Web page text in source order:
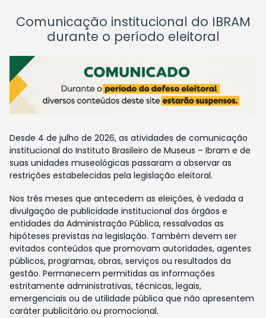
Comunicação institucional do IBRAM
durante o período eleitoral
Desde 4 de julho de 2026, as atividades de comunicação
institucional do Instituto Brasileiro de Museus – Ibram e de
suas unidades museológicas passaram a observar as
restrições estabelecidas pela legislação eleitoral.
Nos três meses que antecedem as eleições, é vedada a
divulgação de publicidade institucional dos órgãos e
entidades da Administração Pública, ressalvadas as
hipóteses previstas na legislação. Também devem ser
evitados conteúdos que promovam autoridades, agentes
públicos, programas, obras, serviços ou resultados da
gestão. Permanecem permitidas as informações
estritamente administrativas, técnicas, legais,
emergenciais ou de utilidade pública que não apresentem
caráter publicitário ou promocional.